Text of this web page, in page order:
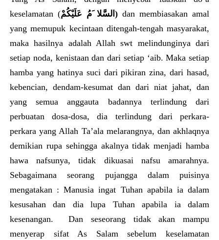
keselamatan (السَّلا َمُ عَلَيْكُمْ )dan membiasakan amal
yang memupuk kecintaan ditengah-tengah masyarakat,
maka hasilnya adalah Allah swt melindunginya dari
setiap noda, kenistaan dan dari setiap ‘aib. Maka setiap
hamba yang hatinya suci dari pikiran zina, dari hasad,
kebencian, dendam-kesumat dan dari niat jahat, dan
yang semua anggauta badannya terlindung dari
perbuatan dosa-dosa, dia terlindung dari perkara-
perkara yang Allah Ta’ala melarangnya, dan akhlaqnya
demikian rupa sehingga akalnya tidak menjadi hamba
hawa nafsunya, tidak dikuasai nafsu amarahnya.
Sebagaimana seorang pujangga dalam puisinya
mengatakan : Manusia ingat Tuhan apabila ia dalam
kesusahan dan dia lupa Tuhan apabila ia dalam
kesenangan. Dan seseorang tidak akan mampu
menyerap sifat As Salam sebelum keselamatan